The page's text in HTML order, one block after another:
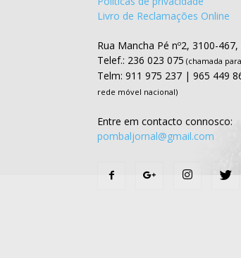
Livro de Reclamações Online
Rua Mancha Pé nº2, 3100-
Telef.: 236 023 075 (chamada
Telm: 911 975 237 | 965 449
rede móvel nacional)
Entre em contacto connosco:
pombaljornal@gmail.com